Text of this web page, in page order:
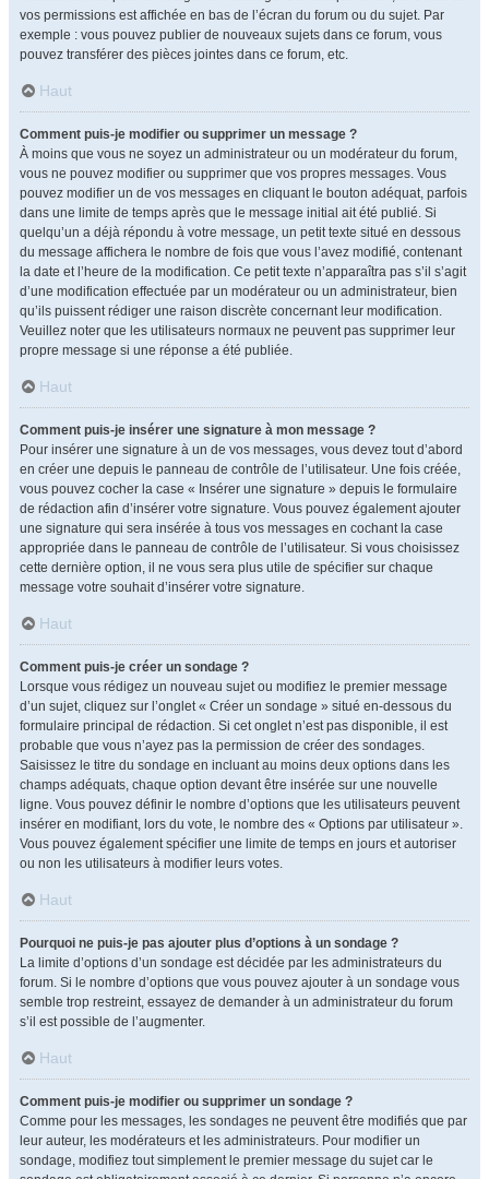
vos permissions est affichée en bas de l’écran du forum ou du sujet. Par
exemple : vous pouvez publier de nouveaux sujets dans ce forum, vous
pouvez transférer des pièces jointes dans ce forum, etc.
Haut
Comment puis-je modifier ou supprimer un message ?
À moins que vous ne soyez un administrateur ou un modérateur du forum,
vous ne pouvez modifier ou supprimer que vos propres messages. Vous
pouvez modifier un de vos messages en cliquant le bouton adéquat, parfois
dans une limite de temps après que le message initial ait été publié. Si
quelqu’un a déjà répondu à votre message, un petit texte situé en dessous
du message affichera le nombre de fois que vous l’avez modifié, contenant
la date et l’heure de la modification. Ce petit texte n’apparaîtra pas s’il s’agit
d’une modification effectuée par un modérateur ou un administrateur, bien
qu’ils puissent rédiger une raison discrète concernant leur modification.
Veuillez noter que les utilisateurs normaux ne peuvent pas supprimer leur
propre message si une réponse a été publiée.
Haut
Comment puis-je insérer une signature à mon message ?
Pour insérer une signature à un de vos messages, vous devez tout d’abord
en créer une depuis le panneau de contrôle de l’utilisateur. Une fois créée,
vous pouvez cocher la case « Insérer une signature » depuis le formulaire
de rédaction afin d’insérer votre signature. Vous pouvez également ajouter
une signature qui sera insérée à tous vos messages en cochant la case
appropriée dans le panneau de contrôle de l’utilisateur. Si vous choisissez
cette dernière option, il ne vous sera plus utile de spécifier sur chaque
message votre souhait d’insérer votre signature.
Haut
Comment puis-je créer un sondage ?
Lorsque vous rédigez un nouveau sujet ou modifiez le premier message
d’un sujet, cliquez sur l’onglet « Créer un sondage » situé en-dessous du
formulaire principal de rédaction. Si cet onglet n’est pas disponible, il est
probable que vous n’ayez pas la permission de créer des sondages.
Saisissez le titre du sondage en incluant au moins deux options dans les
champs adéquats, chaque option devant être insérée sur une nouvelle
ligne. Vous pouvez définir le nombre d’options que les utilisateurs peuvent
insérer en modifiant, lors du vote, le nombre des « Options par utilisateur ».
Vous pouvez également spécifier une limite de temps en jours et autoriser
ou non les utilisateurs à modifier leurs votes.
Haut
Pourquoi ne puis-je pas ajouter plus d’options à un sondage ?
La limite d’options d’un sondage est décidée par les administrateurs du
forum. Si le nombre d’options que vous pouvez ajouter à un sondage vous
semble trop restreint, essayez de demander à un administrateur du forum
s’il est possible de l’augmenter.
Haut
Comment puis-je modifier ou supprimer un sondage ?
Comme pour les messages, les sondages ne peuvent être modifiés que par
leur auteur, les modérateurs et les administrateurs. Pour modifier un
sondage, modifiez tout simplement le premier message du sujet car le